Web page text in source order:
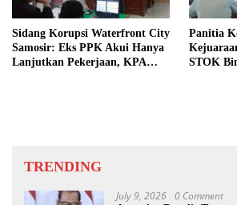
Sidang Korupsi Waterfront City
Samosir: Eks PPK Akui Hanya
Lanjutkan Pekerjaan, KPA
Panitia
STOK
TRENDING
July 9, 2026 0 Comment